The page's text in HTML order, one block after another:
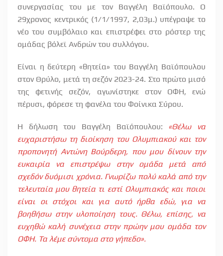
συνεργασίας του με τον Βαγγέλη Βαϊόπουλο. Ο
29χρονος κεντρικός (1/1/1997, 2,03μ.) υπέγραψε το
νέο του συμβόλαιο και επιστρέφει στο ρόστερ της
ομάδας βόλεϊ Ανδρών του συλλόγου.
Είναι η δεύτερη «θητεία» του Βαγγέλη Βαϊόπουλου
στον Θρύλο, μετά τη σεζόν 2023-24. Στο πρώτο μισό
της φετινής σεζόν, αγωνίστηκε στον ΟΦΗ, ενώ
πέρυσι, φόρεσε τη φανέλα του Φοίνικα Σύρου.
Η δήλωση του Βαγγέλη Βαϊόπουλου: «Θέλω να
ευχαριστήσω τη διοίκηση του Ολυμπιακού και τον
προπονητή Αντώνη Βούρδερη, που μου δίνουν την
ευκαιρία να επιστρέψω στην ομάδα μετά από
σχεδόν δυόμισι χρόνια. Γνωρίζω πολύ καλά από την
τελευταία μου θητεία τι εστί Ολυμπιακός και ποιοι
είναι οι στόχοι και για αυτό ήρθα εδώ, για να
βοηθήσω στην υλοποίηση τους. Θέλω, επίσης, να
ευχηθώ καλή συνέχεια στην πρώην μου ομάδα τον
ΟΦΗ. Τα λέμε σύντομα στο γήπεδο».